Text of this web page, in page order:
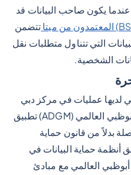
يكون صاحب البيانات قد
تتضمن
التي تتناول متطلبات نقل
الشخصية.
لديها عمليات في مركز دبي
المالي العالمي (DIFC) أو سوق أبوظبي العالمي (ADGM) تطبيق
بدلاً من قانون حماية
أنظمة حماية البيانات في
العالمي مع مبادئ